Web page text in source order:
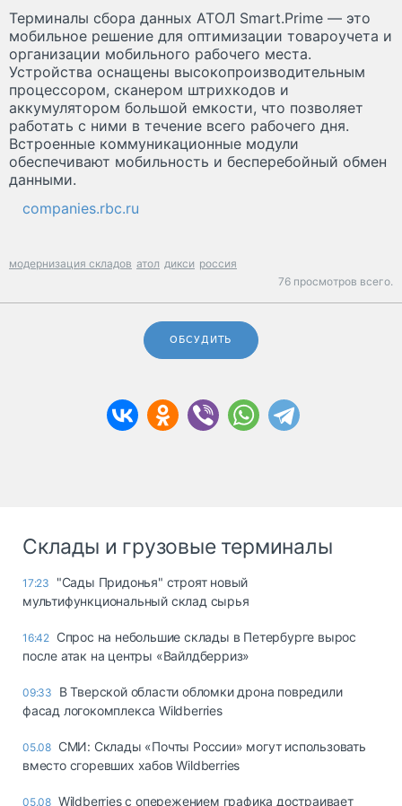
Терминалы сбора данных АТОЛ Smart.Prime — это
мобильное решение для оптимизации товароучета и
организации мобильного рабочего места.
Устройства оснащены высокопроизводительным
процессором, сканером штрихкодов и
аккумулятором большой емкости, что позволяет
работать с ними в течение всего рабочего дня.
Встроенные коммуникационные модули
обеспечивают мобильность и бесперебойный обмен
данными.
companies.rbc.ru
модернизация складов атол дикси россия
76 просмотров всего.
ОБСУДИТЬ
Склады и грузовые терминалы
17:23
"Сады Придонья" строят новый
мультифункциональный склад сырья
16:42 Спрос на небольшие склады в Петербурге вырос
после атак на центры «Вайлдберриз»
09:33
В Тверской области обломки дрона повредили
фасад логокомплекса Wildberries
05.08 СМИ: Склады «Почты России» могут использовать
вместо сгоревших хабов Wildberries
05.08 Wildberries с опережением графика достраивает